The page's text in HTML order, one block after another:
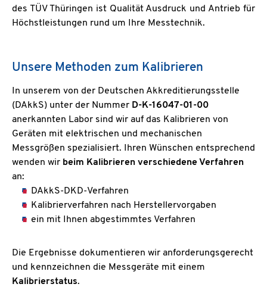
des TÜV Thüringen ist Qualität Ausdruck und Antrieb für
Höchstleistungen rund um Ihre Messtechnik.
Unsere Methoden zum Kalibrieren
In unserem von der Deutschen Akkreditierungsstelle
(DAkkS) unter der Nummer D-K-16047-01-00
anerkannten Labor sind wir auf das Kalibrieren von
Geräten mit elektrischen und mechanischen
Messgrößen spezialisiert. Ihren Wünschen entsprechend
wenden wir beim Kalibrieren verschiedene Verfahren
an:
DAkkS-DKD-Verfahren
Kalibrierverfahren nach Herstellervorgaben
ein mit Ihnen abgestimmtes Verfahren
Die Ergebnisse dokumentieren wir anforderungsgerecht
und kennzeichnen die Messgeräte mit einem
Kalibrierstatus.